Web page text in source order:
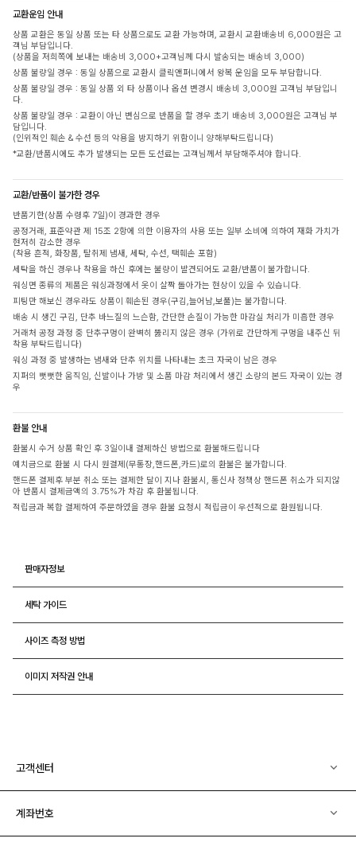
교환운임 안내
상품 교환은 동일 상품 또는 타 상품으로도 교환 가능하며, 교환시 교환배송비 6,000원은 고
객님 부담입니다.
(상품을 저희쪽에 보내는 배송비 3,000+고객님께 다시 발송되는 배송비 3,000)
상품 불량일 경우 : 동일 상품으로 교환시 클릭앤퍼니에서 왕복 운임을 모두 부담합니다.
상품 불량일 경우 : 동일 상품 외 타 상품이나 옵션 변경시 배송비 3,000원 고객님 부담입니
다.
상품 불량일 경우 : 교환이 아닌 변심으로 반품을 할 경우 초기 배송비 3,000원은 고객님 부
담입니다.
(인위적인 훼손 & 수선 등의 악용을 방지하기 위함이니 양해부탁드립니다)
*교환/반품시에도 추가 발생되는 모든 도선료는 고객님께서 부담해주셔야 합니다.
교환/반품이 불가한 경우
반품기한(상품 수령후 7일)이 경과한 경우
공정거래, 표준약관 제 15조 2항에 의한 이용자의 사용 또는 일부 소비에 의하여 재화 가치가
현저히 감소한 경우
(착용 흔적, 화장품, 탈취제 냄새, 세탁, 수선, 택훼손 포함)
세탁을 하신 경우나 착용을 하신 후에는 불량이 발견되어도 교환/반품이 불가합니다.
워싱면 종류의 제품은 워싱과정에서 옷이 살짝 돌아가는 현상이 있을 수 있습니다.
피팅만 해보신 경우라도 상품이 훼손된 경우(구김,늘어남,보풀)는 불가합니다.
배송 시 생긴 구김, 단추 바느질의 느슨함, 간단한 손질이 가능한 마감실 처리가 미흡한 경우
거래처 공정 과정 중 단추구멍이 완벽히 뚫리지 않은 경우 (가위로 간단하게 구멍을 내주신 뒤
착용 부탁드립니다)
워싱 과정 중 발생하는 냄새와 단추 위치를 나타내는 초크 자국이 남은 경우
지퍼의 뻣뻣한 움직임, 신발이나 가방 및 소품 마감 처리에서 생긴 소량의 본드 자국이 있는 경
우
환불 안내
환불시 수거 상품 확인 후 3일이내 결제하신 방법으로 환불해드립니다
예치금으로 환불 시 다시 원결제(무통장,핸드폰,카드)로의 환불은 불가합니다.
핸드폰 결제후 부분 취소 또는 결제한 달이 지나 환불시, 통신사 정책상 핸드폰 취소가 되지않
아 반품시 결제금액의 3.75%가 차감 후 환불됩니다.
적립금과 복합 결제하여 주문하였을 경우 환불 요청시 적립금이 우선적으로 환원됩니다.
판매자정보
세탁 가이드
사이즈 측정 방법
이미지 저작권 안내
고객센터
계좌번호